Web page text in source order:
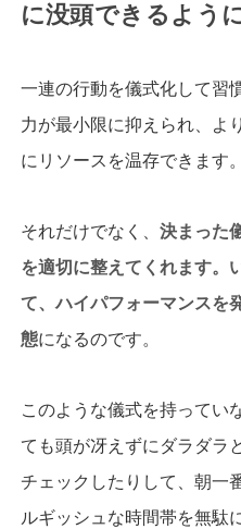
に没頭できるよう
一連の行動を儀式化して習
力が最小限に抑えられ、よ
にリソースを温存できます。
それだけでなく、 決まった
を適切に整えてくれます。
て、ハイパフォーマンスを
態になるのです。
このような儀式を持ってい
ても頭が冴えずにダラダラ
チェックしたりして、朝一
ルギッシュな時間帯を無駄